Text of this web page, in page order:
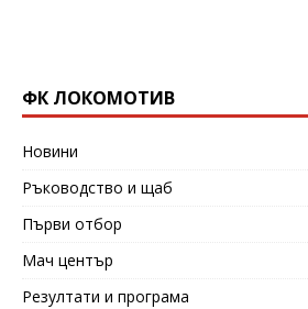
ФК ЛОКОМОТИВ
Новини
Ръководство и щаб
Първи отбор
Мач център
Резултати и програма